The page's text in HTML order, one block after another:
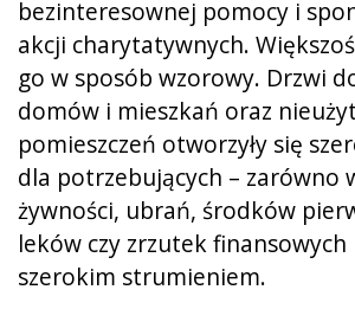
bezinteresownej pomocy i
akcji charytatywnych.
go w sposób wzorowy. Drzwi
domów i mieszkań oraz
pomieszczeń otworzyły się
dla potrzebujących – zarówno
żywności, ubrań, środków
leków czy zrzutek finansowych
szerokim strumieniem.